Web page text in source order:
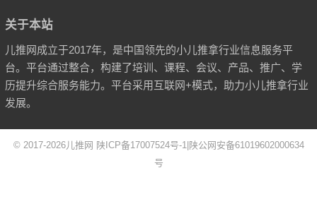
关于本站
儿推网成立于2017年，是中国领先的小儿推拿行业信息服务平
台。平台通过整合，构建了培训、课程、会议、产品、推广、学
历提升综合服务能力。平台采用互联网+模式，助力小儿推拿行业
发展。
© 2017-2026儿推网 陕ICP备17007524号-1 |陕公网安备61019602000634
号